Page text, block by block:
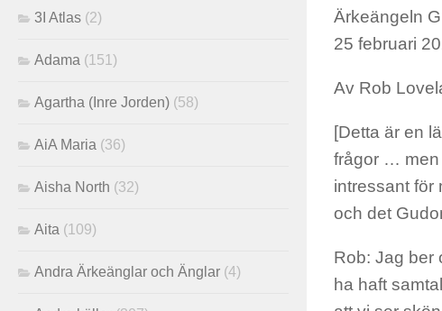
Ärkeängeln
25 februari
Av Rob
[Detta är en
frågor … men
intressant för
och det
Rob: Jag ber
ha haft
3I Atlas (2)
Adama (151)
Agartha (Inre Jorden) (58)
AiA Maria (36)
Aisha North (32)
Aita (109)
Andra Ärkeänglar och Änglar (4)